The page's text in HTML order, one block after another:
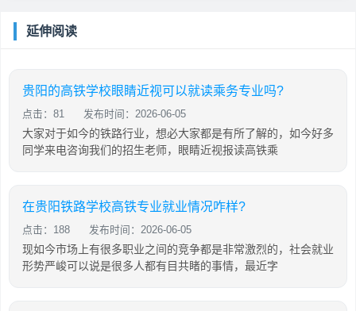
延伸阅读
贵阳的高铁学校眼睛近视可以就读乘务专业吗?
点击：81 发布时间：2026-06-05
大家对于如今的铁路行业，想必大家都是有所了解的，如今好多
同学来电咨询我们的招生老师，眼睛近视报读高铁乘
在贵阳铁路学校高铁专业就业情况咋样?
点击：188 发布时间：2026-06-05
现如今市场上有很多职业之间的竞争都是非常激烈的，社会就业
形势严峻可以说是很多人都有目共睹的事情，最近字